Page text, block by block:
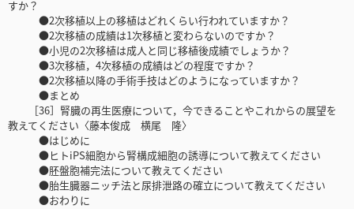
すか？
●2次移植以上の移植はどれくらい行われていますか？
●2次移植の成績は1次移植と変わらないのですか？
●小児の2次移植は成人と同じ移植後成績でしょうか？
●3次移植，4次移植の成績はどの程度ですか？
●2次移植以降の手術手技はどのようになっていますか？
●まとめ
［36］腎臓の再生医療について，今できることやこれからの展望を
教えてください〈藤本俊成 横尾 隆〉
●はじめに
●ヒトiPS細胞から腎構成細胞の誘導について教えてください
●胚盤胞補完法について教えてください
●胎生臓器ニッチ法と尿排泄路の確立について教えてください
●おわりに